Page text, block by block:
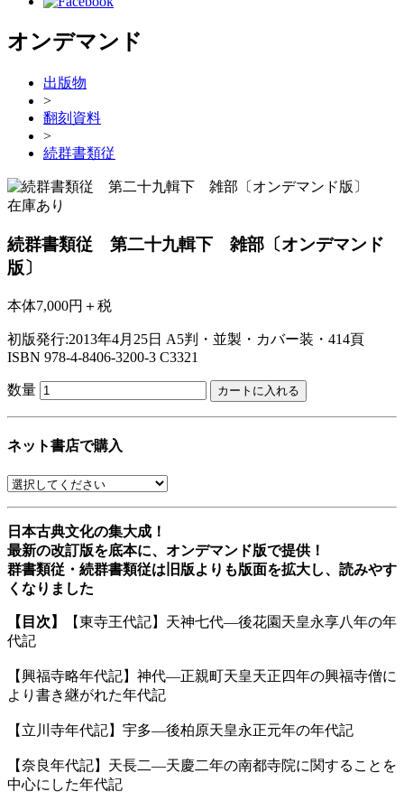
オンデマンド
出版物
>
翻刻資料
>
続群書類従
在庫あり
続群書類従 第二十九輯下 雑部〔オンデマンド
版〕
本体7,000円＋税
初版発行:2013年4月25日 A5判・並製・カバー装・414頁
ISBN 978-4-8406-3200-3 C3321
数量
ネット書店で購入
日本古典文化の集大成！
最新の改訂版を底本に、オンデマンド版で提供！
群書類従・続群書類従は旧版よりも版面を拡大し、読みやす
くなりました
【目次】
【東寺王代記】天神七代—後花園天皇永享八年の年
代記
【興福寺略年代記】神代—正親町天皇天正四年の興福寺僧に
より書き継がれた年代記
【立川寺年代記】宇多—後柏原天皇永正元年の年代記
【奈良年代記】天長二—天慶二年の南都寺院に関することを
中心にした年代記